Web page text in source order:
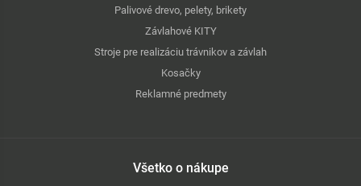
Palivové drevo, pelety, brikety
Závlahové KITY
Stroje pre realizáciu trávnikov a závlah
Kosačky
Reklamné predmety
Všetko o nákupe